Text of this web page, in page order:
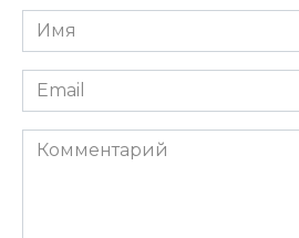
Имя
*
Email
*
Комментарий